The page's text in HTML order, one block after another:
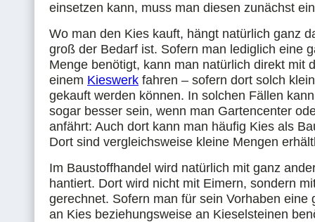
einsetzen kann, muss man diesen zunächst
Wo man den Kies kauft, hängt natürlich ganz
groß der Bedarf ist. Sofern man lediglich eine
Menge benötigt, kann man natürlich direkt mit
einem Kieswerk fahren – sofern dort solch
gekauft werden können. In solchen Fällen
sogar besser sein, wenn man Gartencenter
anfährt: Auch dort kann man häufig Kies als
Dort sind vergleichsweise kleine Mengen
Im Baustoffhandel wird natürlich mit ganz
hantiert. Dort wird nicht mit Eimern, sondern
gerechnet. Sofern man für sein Vorhaben eine
an Kies beziehungsweise an Kieselsteinen